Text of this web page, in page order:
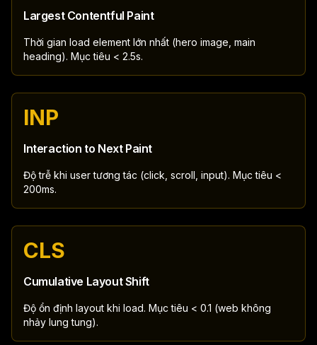
Largest Contentful Paint
Thời gian load element lớn nhất (hero image, main
heading). Mục tiêu < 2.5s.
INP
Interaction to Next Paint
Độ trễ khi user tương tác (click, scroll, input). Mục tiêu <
200ms.
CLS
Cumulative Layout Shift
Độ ổn định layout khi load. Mục tiêu < 0.1 (web không
nhảy lung tung).